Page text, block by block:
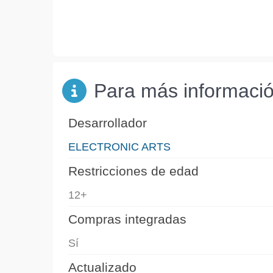
Para más
Desarrollador
ELECTRONIC ARTS
Restricciones de edad
12+
Compras integradas
Sí
Actualizado